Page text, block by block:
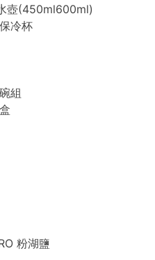
壺(450ml600ml)
冷杯
組
粉湖鹽